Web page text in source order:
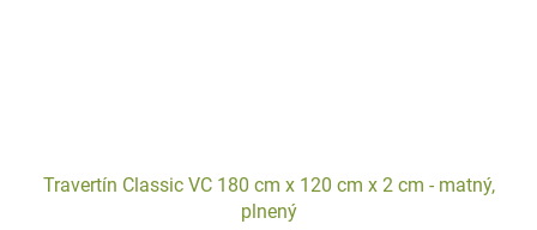
Travertín Classic VC 180 cm x 120 cm x 2 cm - matný,
plnený